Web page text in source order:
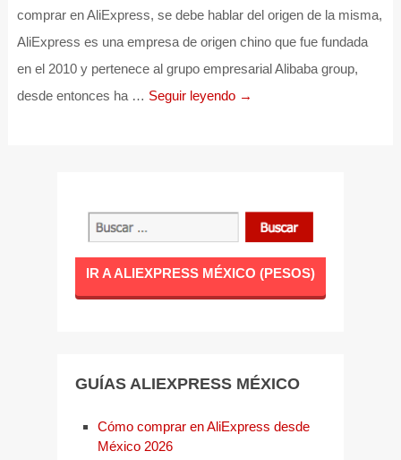
comprar en AliExpress, se debe hablar del origen de la misma,
AliExpress es una empresa de origen chino que fue fundada
en el 2010 y pertenece al grupo empresarial Alibaba group,
desde entonces ha … Seguir leyendo →
IR A ALIEXPRESS MÉXICO (PESOS)
GUÍAS ALIEXPRESS MÉXICO
Cómo comprar en AliExpress desde
México 2026